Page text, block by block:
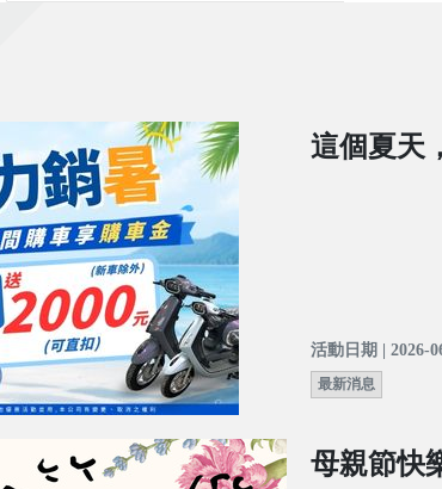
這個夏天
活動日期 | 2026-
最新消息
母親節快